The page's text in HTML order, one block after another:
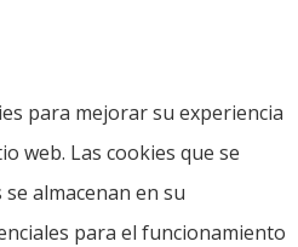
para mejorar su experiencia
web. Las cookies que se
almacenan en su
para el funcionamiento